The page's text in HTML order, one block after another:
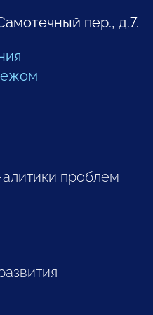
пер., д.7.
проблем